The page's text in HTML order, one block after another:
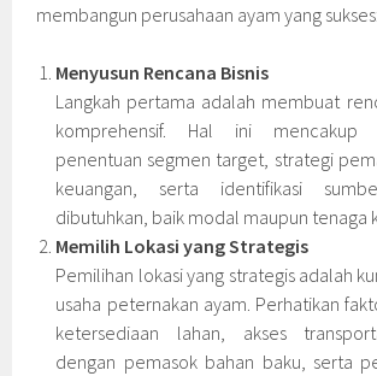
membangun perusahaan ayam yang sukses:
Menyusun Rencana Bisnis
Langkah pertama adalah membuat
komprehensif. Hal ini mencakup
penentuan segmen target, strategi
keuangan, serta identifikasi
dibutuhkan, baik modal maupun tenaga
Memilih Lokasi yang Strategis
Pemilihan lokasi yang strategis adalah
usaha peternakan ayam. Perhatikan
ketersediaan lahan, akses
dengan pemasok bahan baku, serta